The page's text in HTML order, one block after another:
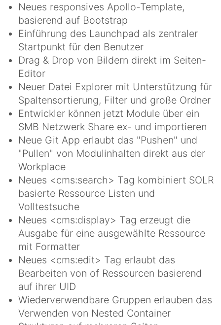
Neues responsives Apollo-Template,
basierend auf Bootstrap
Einführung des Launchpad als zentraler
Startpunkt für den Benutzer
Drag & Drop von Bildern direkt im Seiten-
Editor
Neuer Datei Explorer mit Unterstützung für
Spaltensortierung, Filter und große Ordner
Entwickler können jetzt Module über ein
SMB Netzwerk Share ex- und importieren
Neue Git App erlaubt das "Pushen" und
"Pullen" von Modulinhalten direkt aus der
Workplace
Neues <cms:search> Tag kombiniert SOLR
basierte Ressource Listen und
Volltestsuche
Neues <cms:display> Tag erzeugt die
Ausgabe für eine ausgewählte Ressource
mit Formatter
Neues <cms:edit> Tag erlaubt das
Bearbeiten von of Ressourcen basierend
auf ihrer UID
Wiederverwendbare Gruppen erlauben das
Verwenden von Nested Container